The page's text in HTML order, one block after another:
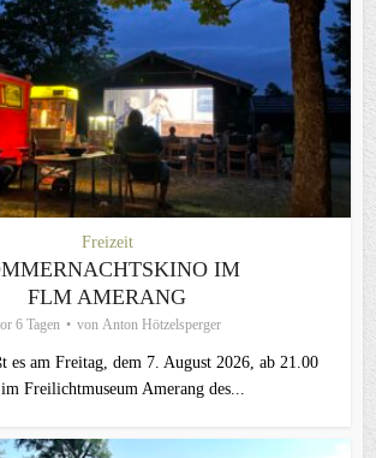
Freizeit
IM
FLM AMERANG
6 Tagen von Anton Hötzelsperger
es am Freitag, dem 7. August 2026, ab 21.00
Freilichtmuseum Amerang des...